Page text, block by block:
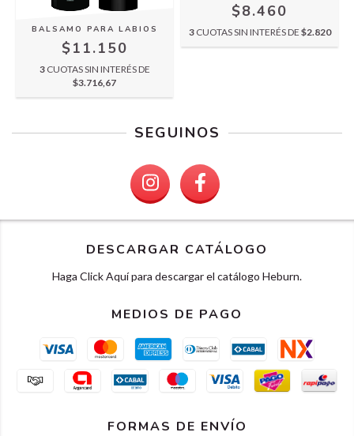
BALSAMO PARA LABIOS
$11.150
3 CUOTAS SIN INTERÉS DE
$3.716,67
$8.460
3 CUOTAS SIN INTERÉS DE $2.820
SEGUINOS
DESCARGAR CATÁLOGO
Haga Click Aquí para descargar el catálogo Heburn.
MEDIOS DE PAGO
FORMAS DE ENVÍO